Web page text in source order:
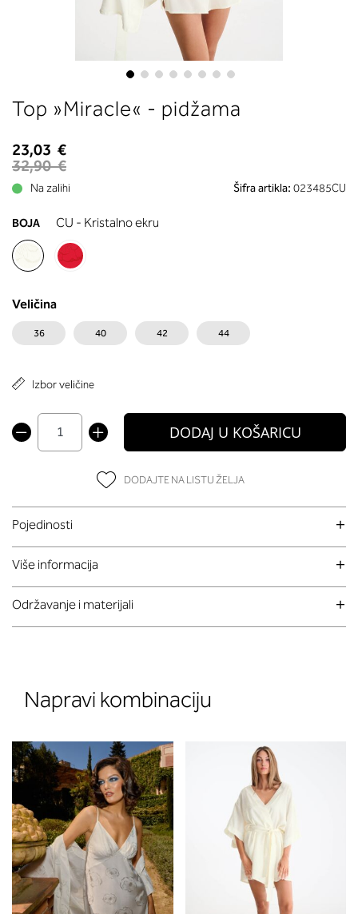
to
beginning
of
the
images
gallery
Top »Miracle« - pidžama
23,03 €
32,90 €
Na zalihi Šifra artikla: 023485CU
BOJA CU - Kristalno ekru
Veličina
36 40 42 44
Izbor veličine
DODAJ U KOŠARICU
DODAJTE NA LISTU ŽELJA
Pojedinosti
Više informacija
Održavanje i materijali
Napravi kombinaciju
boste prebrali, katera globina
ustreza vaši meri (A, B …) – iščite v
stolpcu, ki ste ga določili s
obsegom.